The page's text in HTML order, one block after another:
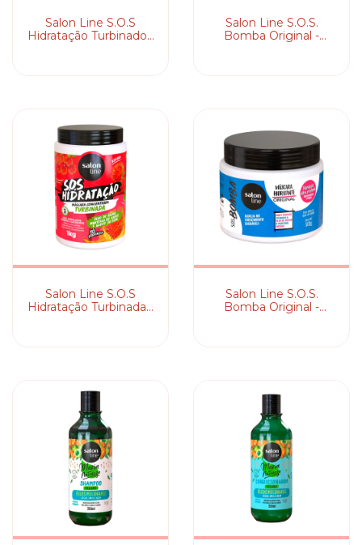
Salon Line S.O.S
Hidratação Turbinado -
Salon Line S.O.S.
Bomba Original -
Salon Line S.O.S
Hidratação Turbinada -
Salon Line S.O.S.
Bomba Original -